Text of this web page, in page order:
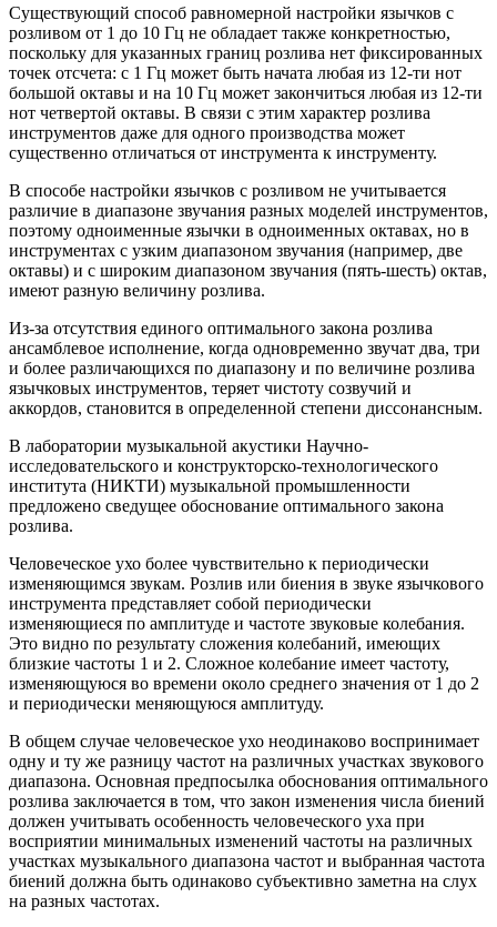
Существующий способ равномерной настройки язычков с
розливом от 1 до 10 Гц не обладает также конкретностью,
поскольку для указанных границ розлива нет фиксированных
точек отсчета: с 1 Гц может быть начата любая из 12-ти нот
большой октавы и на 10 Гц может закончиться любая из 12-ти
нот четвертой октавы. В связи с этим характер розлива
инструментов даже для одного производства может
существенно отличаться от инструмента к инструменту.
В способе настройки язычков с розливом не учитывается
различие в диапазоне звучания разных моделей инструментов,
поэтому одноименные язычки в одноименных октавах, но в
инструментах с узким диапазоном звучания (например, две
октавы) и с широким диапазоном звучания (пять-шесть) октав,
имеют разную величину розлива.
Из-за отсутствия единого оптимального закона розлива
ансамблевое исполнение, когда одновременно звучат два, три
и более различающихся по диапазону и по величине розлива
язычковых инструментов, теряет чистоту созвучий и
аккордов, становится в определенной степени диссонансным.
В лаборатории музыкальной акустики Научно-
исследовательского и конструкторско-технологического
института (НИКТИ) музыкальной промышленности
предложено сведущее обоснование оптимального закона
розлива.
Человеческое ухо более чувствительно к периодически
изменяющимся звукам. Розлив или биения в звуке язычкового
инструмента представляет собой периодически
изменяющиеся по амплитуде и частоте звуковые колебания.
Это видно по результату сложения колебаний, имеющих
близкие частоты 1 и 2. Сложное колебание имеет частоту,
изменяющуюся во времени около среднего значения от 1 до 2
и периодически меняющуюся амплитуду.
В общем случае человеческое ухо неодинаково воспринимает
одну и ту же разницу частот на различных участках звукового
диапазона. Основная предпосылка обоснования оптимального
розлива заключается в том, что закон изменения числа биений
должен учитывать особенность человеческого уха при
восприятии минимальных изменений частоты на различных
участках музыкального диапазона частот и выбранная частота
биений должна быть одинаково субъективно заметна на слух
на разных частотах.